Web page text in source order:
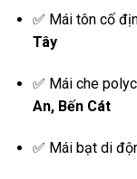
✅ Mái tôn cố
Tây
✅ Mái che
An, Bến Cát
✅ Mái bạt di